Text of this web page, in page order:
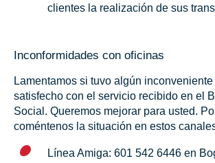
clientes la realización de sus
Inconformidades con oficinas
Lamentamos si tuvo algún
satisfecho con el servicio recibido en el
Social. Queremos mejorar para usted.
coméntenos la situación en estos
Línea Amiga: 601 542 6446 en